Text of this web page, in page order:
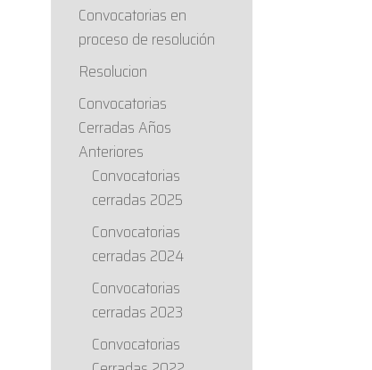
Convocatorias en
proceso de resolución
Resolucion
Convocatorias
Cerradas Años
Anteriores
Convocatorias
cerradas 2025
Convocatorias
cerradas 2024
Convocatorias
cerradas 2023
Convocatorias